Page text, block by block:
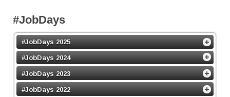
#JobDays
#JobDays 2025
#JobDays 2024
#JobDays 2023
#JobDays 2022